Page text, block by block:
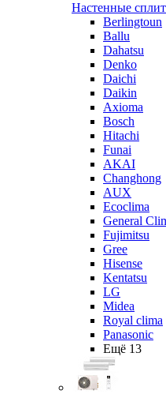
Настенные
Berlingtoun
Ballu
Dahatsu
Denko
Daichi
Daikin
Axioma
Bosch
Hitachi
Funai
AKAI
Changhong
AUX
Ecoclima
General
Fujimitsu
Gree
Hisense
Kentatsu
LG
Midea
Royal clima
Panasonic
Ещё 13